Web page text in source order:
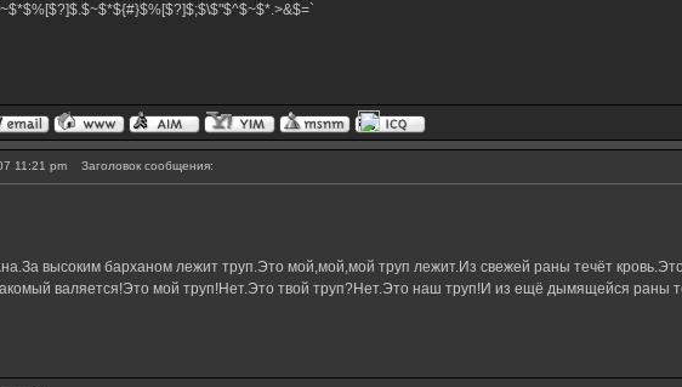
11:21 pm Заголовок сообщения:
высоким барханом лежит труп.Это мой,мой,мой труп лежит.Из свежей раны течёт
валяется!Это мой труп!Нет.Это твой труп?Нет.Это наш труп!И из ещё дымящейся раны